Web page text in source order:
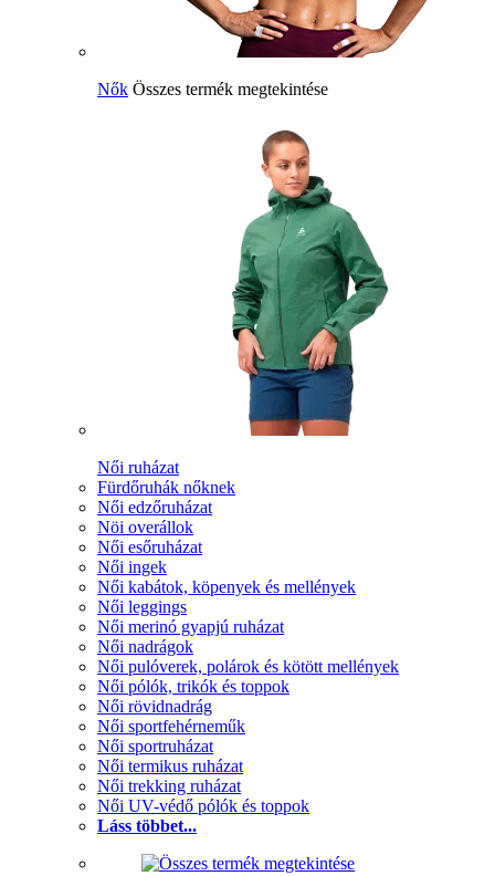
Nők Összes termék megtekintése
Női ruházat
Fürdőruhák nőknek
Női edzőruházat
Nöi overállok
Női esőruházat
Női ingek
Női kabátok, köpenyek és mellények
Női leggings
Női merinó gyapjú ruházat
Női nadrágok
Női pulóverek, polárok és kötött mellények
Női pólók, trikók és toppok
Női rövidnadrág
Női sportfehérneműk
Női sportruházat
Női termikus ruházat
Női trekking ruházat
Női UV-védő pólók és toppok
Láss többet...